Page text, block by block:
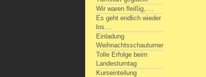
Wir waren fleißig,....
Es geht endlich wieder
los....
Einladung
Weihnachtsschauturnen
Tolle Erfolge beim
Landesturntag
Kurseinteilung